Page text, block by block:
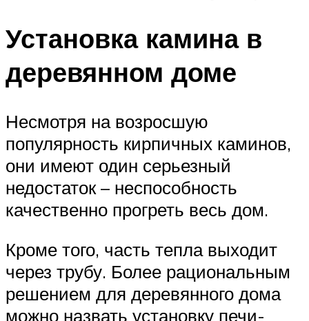
Установка камина в
деревянном доме
Несмотря на возросшую
популярность кирпичных каминов,
они имеют один серьезный
недостаток – неспособность
качественно прогреть весь дом.
Кроме того, часть тепла выходит
через трубу. Более рациональным
решением для деревянного дома
можно назвать установку печи-